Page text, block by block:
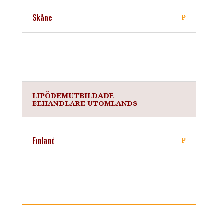
Skåne
LIPÖDEMUTBILDADE
BEHANDLARE UTOMLANDS
Finland